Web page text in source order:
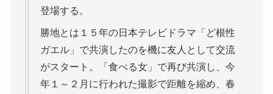
登場する。
勝地とは１５年の日本テレビドラマ「ど根性
ガエル」で共演したのを機に友人として交流
がスタート。「食べる女」で再び共演し、今
年１～２月に行われた撮影で距離を縮め、春